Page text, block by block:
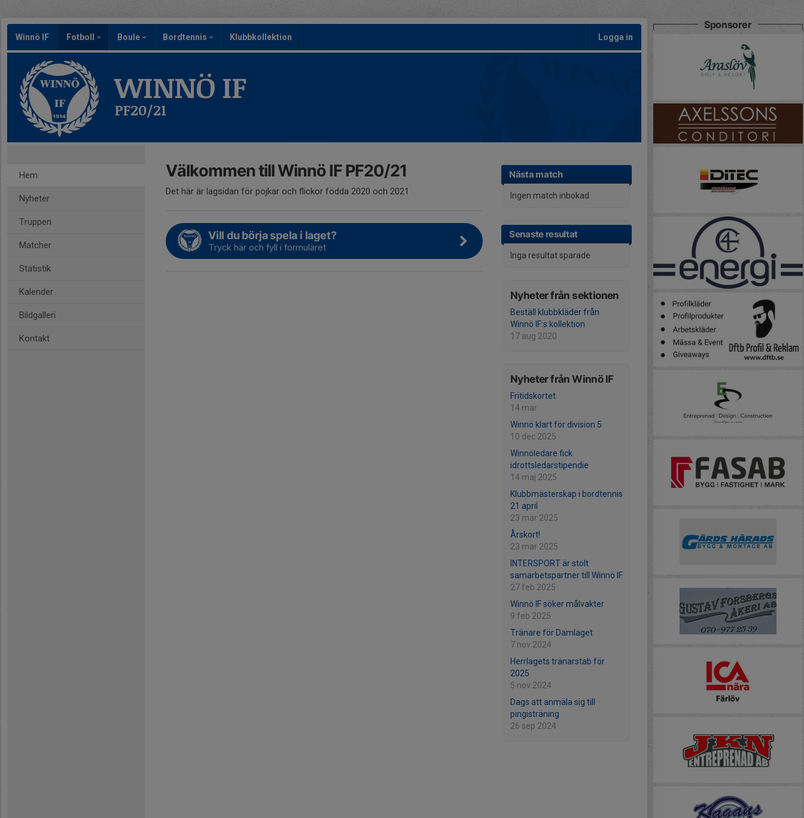
Winnö IF Fotboll Boule Bordtennis Klubbkollektion Logga in
WINNÖ IF
PF20/21
Hem
Nyheter
Truppen
Matcher
Statistik
Kalender
Bildgalleri
Kontakt
Nästa match
Ingen match inbokad
Senaste resultat
Inga resultat sparade
Nyheter från sektionen
Beställ klubbkläder från
Winnö IF:s kollektion
17 aug 2020
Nyheter från Winnö IF
Fritidskortet
14 mar
Winnö klart för division 5
10 dec 2025
Winnöledare fick
idrottsledarstipendie
14 maj 2025
Klubbmästerskap i bordtennis
21 april
23 mar 2025
Årskort!
23 mar 2025
INTERSPORT är stolt
samarbetspartner till Winnö IF
27 feb 2025
Winnö IF söker målvakter
9 feb 2025
Tränare för Damlaget
7 nov 2024
Herrlagets tränarstab för
2025
5 nov 2024
Dags att anmäla sig till
pingisträning
26 sep 2024
Välkommen till Winnö IF PF20/21
Det här är lagsidan för pojkar och flickor födda 2020 och 2021
Vill du börja spela i laget?
Tryck här och fyll i formuläret
Sponsorer